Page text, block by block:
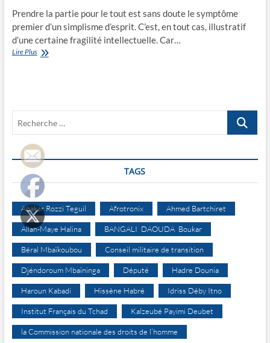
Prendre la partie pour le tout est sans doute le symptôme
premier d’un simplisme d’esprit. C’est, en tout cas, illustratif
d’une certaine fragilité intellectuelle. Car…
Lire PlusLe
Recherche
TAGS
Abakar Rozzi Teguil Afrotronix Ahmed Bartchiret
Allah-Maye Halina BANGALI DAOUDA Boukar
Béral Mbaïkoubou Conseil militaire de transition
Djéndoroum Mbaïninga Député Hadre Dounia
Haroun Kabadi Hissène Habré Idriss Déby Itno
Institut Français du Tchad Kalzeubé Payimi Deubet
la Commission nationale des droits de l’homme